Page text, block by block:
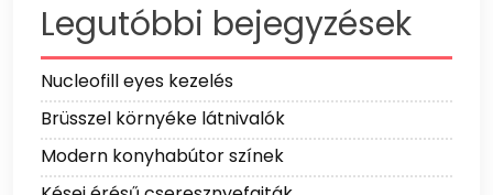
Legutóbbi bejegyzések
Nucleofill eyes kezelés
Brüsszel környéke látnivalók
Modern konyhabútor színek